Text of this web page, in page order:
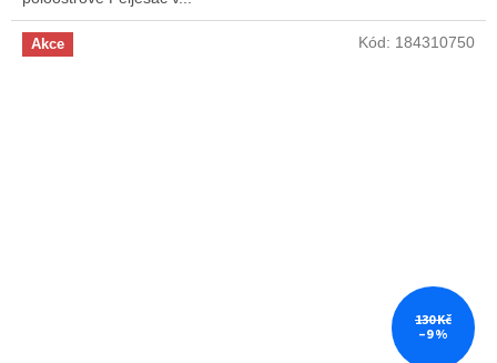
Akce
130 Kč
–9 %
Kód: 184310750